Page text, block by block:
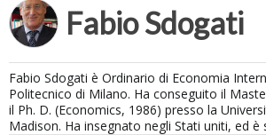
Fabio Sdogati
Fabio Sdogati è Ordinario di Economia
Politecnico di Milano. Ha conseguito il
il Ph. D. (Economics, 1986) presso la
Madison. Ha insegnato negli Stati uniti, ed